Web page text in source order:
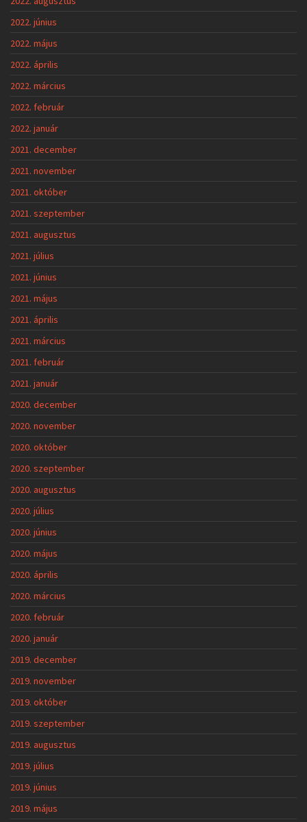
2022. június
2022. május
2022. április
2022. március
2022. február
2022. január
2021. december
2021. november
2021. október
2021. szeptember
2021. augusztus
2021. július
2021. június
2021. május
2021. április
2021. március
2021. február
2021. január
2020. december
2020. november
2020. október
2020. szeptember
2020. augusztus
2020. július
2020. június
2020. május
2020. április
2020. március
2020. február
2020. január
2019. december
2019. november
2019. október
2019. szeptember
2019. augusztus
2019. július
2019. június
2019. május